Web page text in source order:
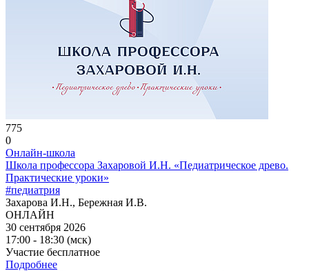
775
0
Онлайн-школа
Школа профессора Захаровой И.Н. «Педиатрическое древо.
Практические уроки»
#педиатрия
Захарова И.Н., Бережная И.В.
ОНЛАЙН
30 сентября 2026
17:00 - 18:30 (мск)
Участие бесплатное
Подробнее